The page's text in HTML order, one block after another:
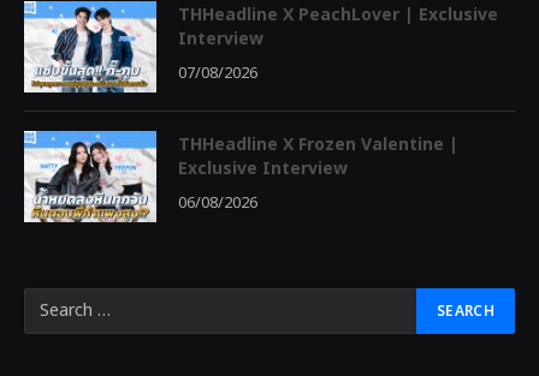
THHeadline X PeachLover | Exclusive
Interview
07/08/2026
THHeadline X Frozen Valentine |
Exclusive Interview
06/08/2026